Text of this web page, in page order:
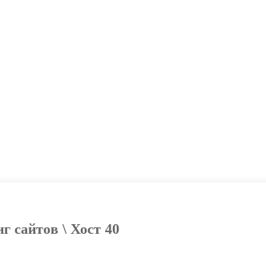
сайтов \ Хост 40